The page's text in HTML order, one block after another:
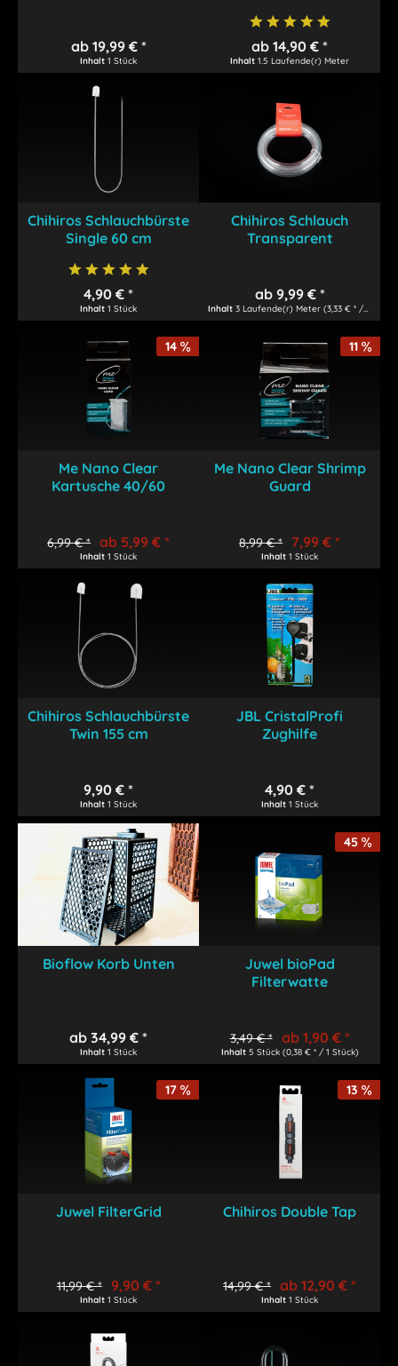
ab 19,99 € *
Inhalt1 Stück
ab 14,90 € *
Inhalt1.5 Laufende(r) Meter
Chihiros Schlauchbürste
Single 60 cm
4,90 € *
Inhalt1 Stück
Chihiros Schlauch
Transparent
ab 9,99 € *
Inhalt3 Laufende(r) Meter(3,33 € * / 1 Laufende(r) Meter)
14
Me Nano Clear
Kartusche 40/60
6,99 € * ab 5,99 € *
Inhalt1 Stück
11
Me Nano Clear Shrimp
Guard
8,99 € * 7,99 € *
Inhalt1 Stück
Chihiros Schlauchbürste
Twin 155 cm
9,90 € *
Inhalt1 Stück
JBL CristalProfi
Zughilfe
4,90 € *
Inhalt1 Stück
Bioflow Korb Unten
ab 34,99 € *
Inhalt1 Stück
45
Juwel bioPad
Filterwatte
3,49 € * ab 1,90 € *
Inhalt 5 Stück (0,38 € * / 1 Stück)
17
Juwel FilterGrid
11,99 € * 9,90 € *
Inhalt1 Stück
13
Chihiros Double Tap
14,99 € * ab 12,90 € *
Inhalt1 Stück